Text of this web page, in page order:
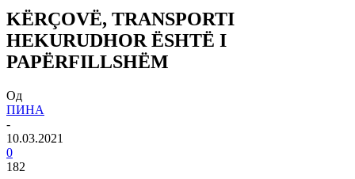
KËRÇOVË, TRANSPORTI
HEKURUDHOR ËSHTË I
PAPËRFILLSHËM
Од
ПИНА
-
10.03.2021
0
182